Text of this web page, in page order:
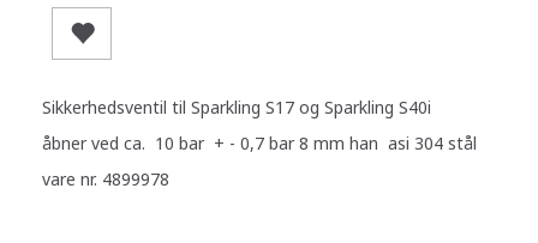
Sikkerhedsventil til Sparkling S17 og Sparkling S40i
åbner ved ca. 10 bar + - 0,7 bar 8 mm han asi 304 stål
vare nr. 4899978